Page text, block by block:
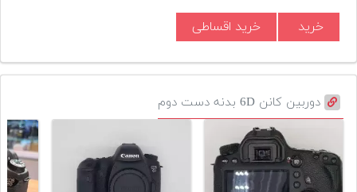
خرید خرید اقساطی
دوربین کانن 6D بدنه دست دوم